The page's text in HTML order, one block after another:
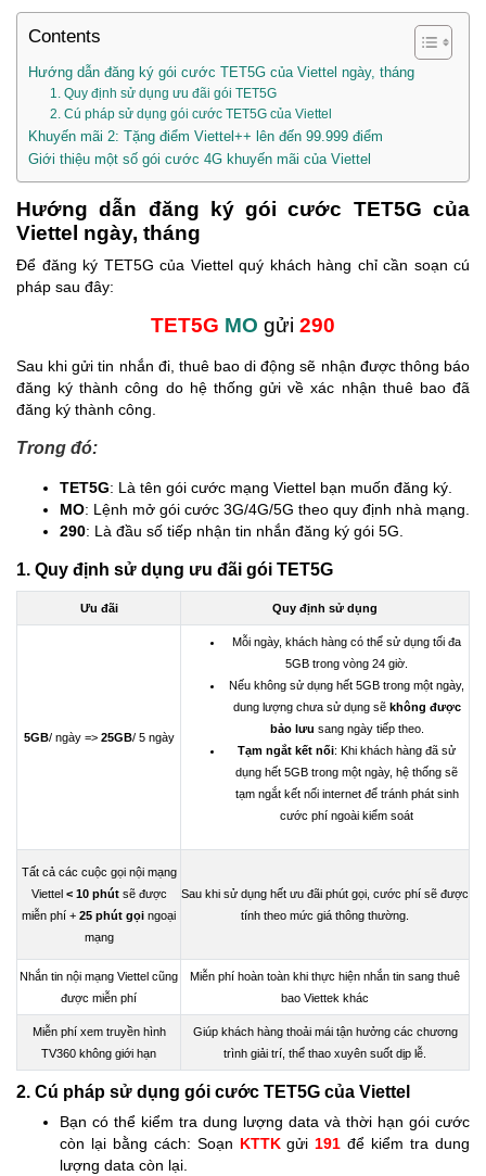
Contents
Hướng dẫn đăng ký gói cước TET5G của Viettel ngày, tháng
1. Quy định sử dụng ưu đãi gói TET5G
2. Cú pháp sử dụng gói cước TET5G của Viettel
Khuyến mãi 2: Tặng điểm Viettel++ lên đến 99.999 điểm
Giới thiệu một số gói cước 4G khuyến mãi của Viettel
Hướng dẫn đăng ký gói cước TET5G của
Viettel ngày, tháng
Để đăng ký TET5G của Viettel quý khách hàng chỉ cần soạn cú
pháp sau đây:
TET5G MO gửi 290
Sau khi gửi tin nhắn đi, thuê bao di động sẽ nhận được thông báo
đăng ký thành công do hệ thống gửi về xác nhận thuê bao đã
đăng ký thành công.
Trong đó:
TET5G: Là tên gói cước mạng Viettel bạn muốn đăng ký.
MO: Lệnh mở gói cước 3G/4G/5G theo quy định nhà mạng.
290: Là đầu số tiếp nhận tin nhắn đăng ký gói 5G.
1. Quy định sử dụng ưu đãi gói TET5G
Ưu đãi Quy định sử dụng
5GB/ ngày => 25GB/ 5 ngày
Mỗi ngày, khách hàng có thể sử dụng tối đa
5GB trong vòng 24 giờ.
Nếu không sử dụng hết 5GB trong một ngày,
dung lượng chưa sử dụng sẽ không được
bảo lưu sang ngày tiếp theo.
Tạm ngắt kết nối: Khi khách hàng đã sử
dụng hết 5GB trong một ngày, hệ thống sẽ
tạm ngắt kết nối internet để tránh phát sinh
cước phí ngoài kiểm soát
Tất cả các cuộc gọi nội mạng
Viettel < 10 phútsẽ được
miễn phí + 25 phút gọi ngoại
mạng
Sau khi sử dụng hết ưu đãi phút gọi, cước phí sẽ được
tính theo mức giá thông thường.
Nhắn tin nội mạng Viettel cũng
được miễn phí
Miễn phí hoàn toàn khi thực hiện nhắn tin sang thuê
bao Viettek khác
Miễn phí xem truyền hình
TV360 không giới hạn
Giúp khách hàng thoải mái tận hưởng các chương
trình giải trí, thể thao xuyên suốt dịp lễ.
2. Cú pháp sử dụng gói cước TET5G của Viettel
Bạn có thể kiểm tra dung lượng data và thời hạn gói cước
còn lại bằng cách: Soạn KTTK gửi191 để kiểm tra dung
lượng data còn lại.